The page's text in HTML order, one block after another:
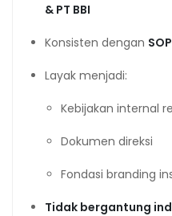
& PT BBI
Konsisten dengan
Layak menjadi:
Kebijakan internal
Dokumen direksi
Fondasi branding
Tidak bergantung